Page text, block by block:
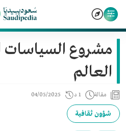
مشروع السياسات
العالم
مقالة 1 د 04/05/2025
شؤون ثقافية